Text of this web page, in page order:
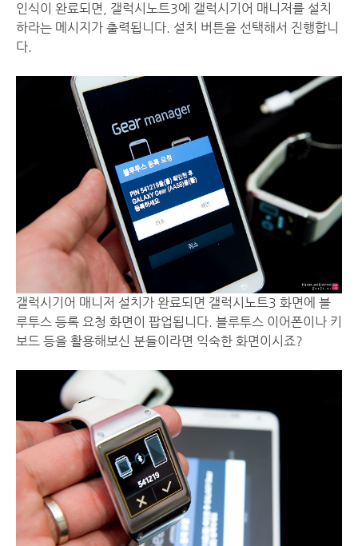
인식이 완료되면, 갤럭시노트3에 갤럭시기어 매니저를 설치
하라는 메시지가 출력됩니다. 설치 버튼을 선택해서 진행합니
다.
갤럭시기어 매니저 설치가 완료되면 갤럭시노트3 화면에 블
루투스 등록 요청 화면이 팝업됩니다. 블루투스 이어폰이나 키
보드 등을 활용해보신 분들이라면 익숙한 화면이시죠?